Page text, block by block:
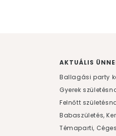
AKTUÁLIS
Ballagási party
Gyerek
Felnőtt
Babaszületés,
Témaparti,